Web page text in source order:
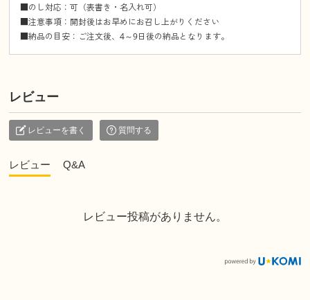
■のし対応：可（表書き・名入れ可）
■注意事項：開封後はお早めにお召し上がりください
■納品の目安：ご注文後、4～9日後の納品となります。
レビュー
レビューを書く 質問する
レビュー Q&A
レビュー投稿がありません。